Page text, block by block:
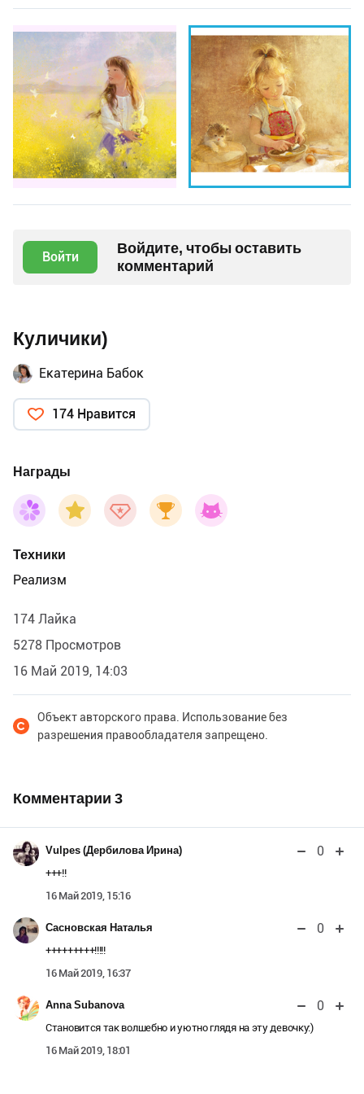
Войти
Войдите, чтобы оставить
комментарий
Куличики)
Екатерина Бабок
174 Нравится
Награды
Техники
Реализм
174 Лайка
5278 Просмотров
16 Май 2019, 14:03
Объект авторского права. Использование без
разрешения правообладателя запрещено.
Комментарии 3
Vulpes (Дербилова Ирина) 0
+++!!
16 Май 2019, 15:16
Сасновская Наталья 0
+++++++++!!!!!
16 Май 2019, 16:37
Anna Subanova 0
Становится так волшебно и уютно глядя на эту девочку:)
16 Май 2019, 18:01